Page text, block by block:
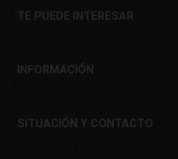
Situación y Contacto
TE PUEDE INTERESAR
Ofertas
INFORMACIÓN
Garantías y devoluciones
SITUACIÓN Y CONTACTO